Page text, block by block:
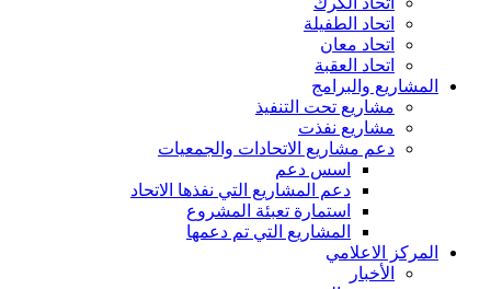
اتحاد الطفيلة
اتحاد معان
اتحاد العقبة
المشاريع والبرامج
مشاريع تحت التنفيذ
مشاريع نفذت
دعم مشاريع الاتحادات والجمعيات
اسس دعم
دعم المشاريع التي نفذها الاتحاد
استمارة تعبئة المشروع
المشاريع التي تم دعمها
المركز الاعلامي
الأخبار